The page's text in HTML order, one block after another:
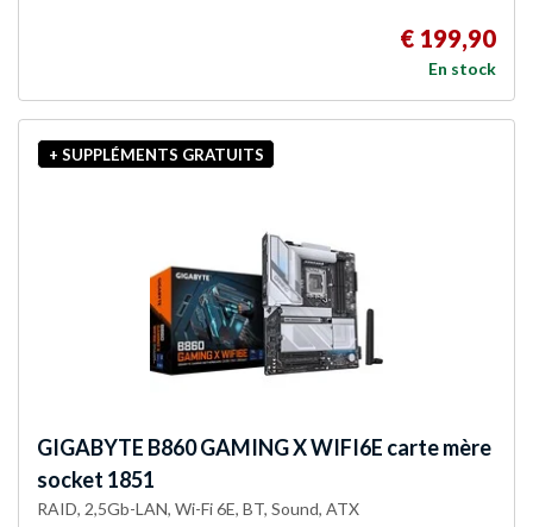
€ 199,90
En stock
+ SUPPLÉMENTS GRATUITS
GIGABYTE B860 GAMING X WIFI6E carte mère
socket 1851
RAID, 2,5Gb-LAN, Wi-Fi 6E, BT, Sound, ATX